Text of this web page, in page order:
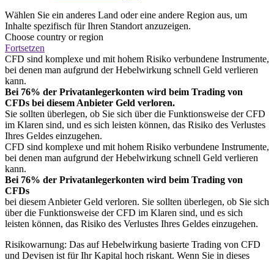
Wählen Sie ein anderes Land oder eine andere Region aus, um
Inhalte spezifisch für Ihren Standort anzuzeigen.
Choose country or region
Fortsetzen
CFD sind komplexe und mit hohem Risiko verbundene Instrumente,
bei denen man aufgrund der Hebelwirkung schnell Geld verlieren
kann.
Bei 76% der Privatanlegerkonten wird beim Trading von
CFDs bei diesem Anbieter Geld verloren.
Sie sollten überlegen, ob Sie sich über die Funktionsweise der CFD
im Klaren sind, und es sich leisten können, das Risiko des Verlustes
Ihres Geldes einzugehen.
CFD sind komplexe und mit hohem Risiko verbundene Instrumente,
bei denen man aufgrund der Hebelwirkung schnell Geld verlieren
kann.
Bei 76% der Privatanlegerkonten wird beim Trading von
CFDs
bei diesem Anbieter Geld verloren. Sie sollten überlegen, ob Sie sich
über die Funktionsweise der CFD im Klaren sind, und es sich
leisten können, das Risiko des Verlustes Ihres Geldes einzugehen.
Risikowarnung: Das auf Hebelwirkung basierte Trading von CFD
und Devisen ist für Ihr Kapital hoch riskant. Wenn Sie in dieses